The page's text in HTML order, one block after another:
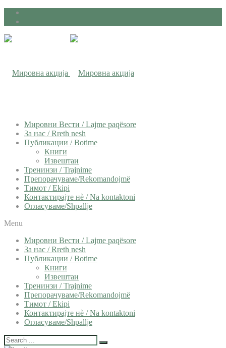
Мировни Вести / Lajme paqësore
За нас / Rreth nesh
Публикации / Botime
Книги
Извештаи
Тренинзи / Trajnime
Препорачуваме/Rekomandojmë
Тимот / Ekipi
Контактирајте нѐ / Na kontaktoni
Огласуваме/Shpallje
Menu
Мировни Вести / Lajme paqësore
За нас / Rreth nesh
Публикации / Botime
Книги
Извештаи
Тренинзи / Trajnime
Препорачуваме/Rekomandojmë
Тимот / Ekipi
Контактирајте нѐ / Na kontaktoni
Огласуваме/Shpallje